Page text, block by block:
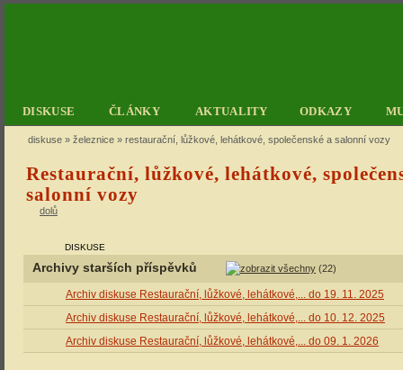
DISKUSE ČLÁNKY AKTUALITY ODKAZY
diskuse » železnice » restaurační, lůžkové, lehátkové, společenské a salonní vozy
Restaurační, lůžkové, lehátkové,
salonní vozy
dolů
DISKUSE
Archivy starších příspěvků (22)
Archiv diskuse Restaurační, lůžkové, lehátkové,... do 19. 11. 2025
Archiv diskuse Restaurační, lůžkové, lehátkové,... do 10. 12. 2025
Archiv diskuse Restaurační, lůžkové, lehátkové,... do 09. 1. 2026